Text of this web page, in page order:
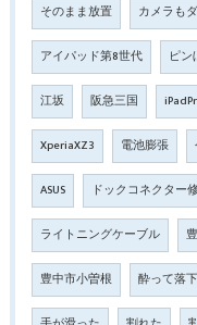
そのまま放置 カメラも
アイパッド第8世代 ピン
江坂 阪急三国
XperiaXZ3 電池膨張
ASUS ドックコネクター
ライトニングケーブル
豊中市小曽根 酔って落下